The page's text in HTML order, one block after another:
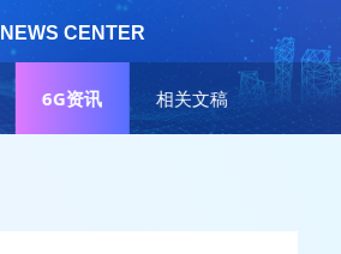
6G资讯 相关文稿
NEWS CENTER